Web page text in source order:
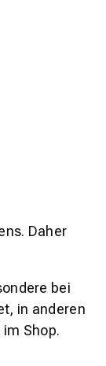
Daher
bei
in anderen
Shop.